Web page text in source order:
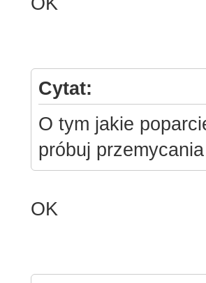
Cytat:
O tym jakie
próbuj
OK